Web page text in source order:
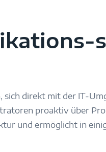
direkt mit der IT-
proaktiv über
und ermöglicht in